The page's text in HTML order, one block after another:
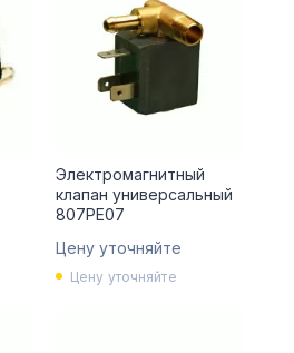
Электромагнитный
клапан универсальный
807PE07
Цену уточняйте
Цену уточняйте